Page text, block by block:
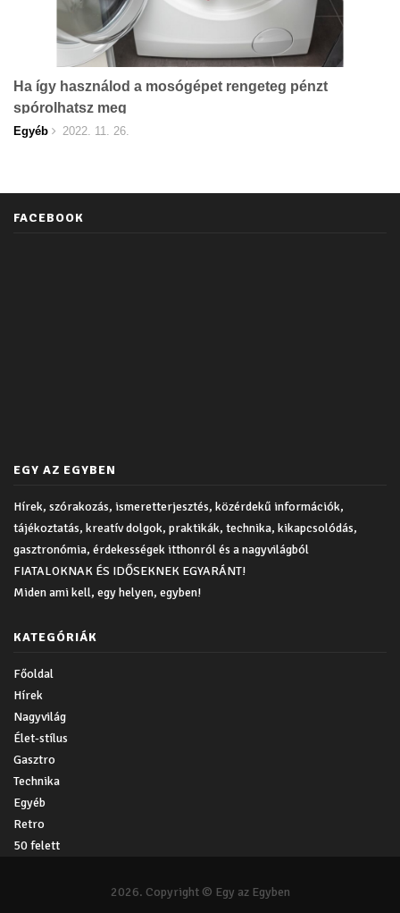
Ha így használod a mosógépet rengeteg pénzt
spórolhatsz meg
Egyéb 2022. 11. 26.
FACEBOOK
EGY AZ EGYBEN
Hírek, szórakozás, ismeretterjesztés, közérdekű információk,
tájékoztatás, kreatív dolgok, praktikák, technika, kikapcsolódás,
gasztronómia, érdekességek itthonról és a nagyvilágból
FIATALOKNAK ÉS IDŐSEKNEK EGYARÁNT!
Miden ami kell, egy helyen, egyben!
KATEGÓRIÁK
Főoldal
Hírek
Nagyvilág
Élet-stílus
Gasztro
Technika
Egyéb
Retro
50 felett
2026. Copyright © Egy az Egyben